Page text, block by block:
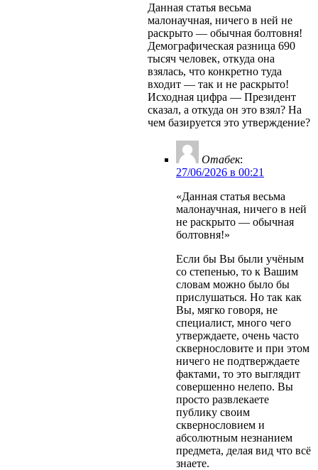
Данная статья весьма
малонаучная, ничего в ней не
раскрыто — обычная болтовня!
Демографическая разница 690
тысяч человек, откуда она
взялась, что конкретно туда
входит — так и не раскрыто!
Исходная цифра — Президент
сказал, а откуда он это взял? На
чем базируется это утверждение?
Отабек:
27/06/2026 в 00:21
«Данная статья весьма
малонаучная, ничего в ней
не раскрыто — обычная
болтовня!»
Если бы Вы были учёным
со степенью, то к Вашим
словам можно было бы
прислушаться. Но так как
Вы, мягко говоря, не
специалист, много чего
утверждаете, очень часто
сквернословите и при этом
ничего не подтверждаете
фактами, то это выглядит
совершенно нелепо. Вы
просто развлекаете
публику своим
сквернословием и
абсолютным незнанием
предмета, делая вид что всё
знаете.